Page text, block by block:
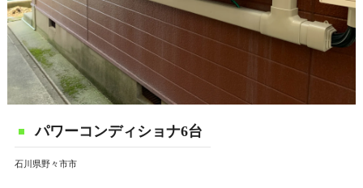
パワーコンディショナ6台
石川県野々市市